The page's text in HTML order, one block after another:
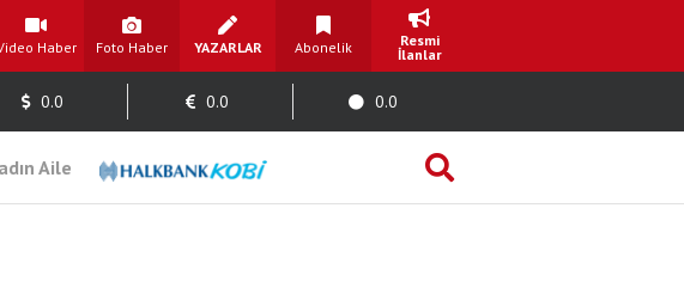
Haber Foto Haber YAZARLAR Abonelik
Resmi
İlanlar
0.0 0.0 0.0
Aile